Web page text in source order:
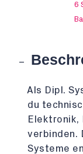
6
Als Dipl.
du
Elektronik,
verbinden.
Systeme